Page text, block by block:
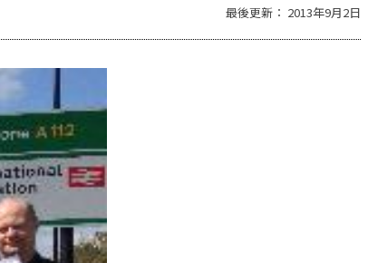
最後更新： 2013年9月2日